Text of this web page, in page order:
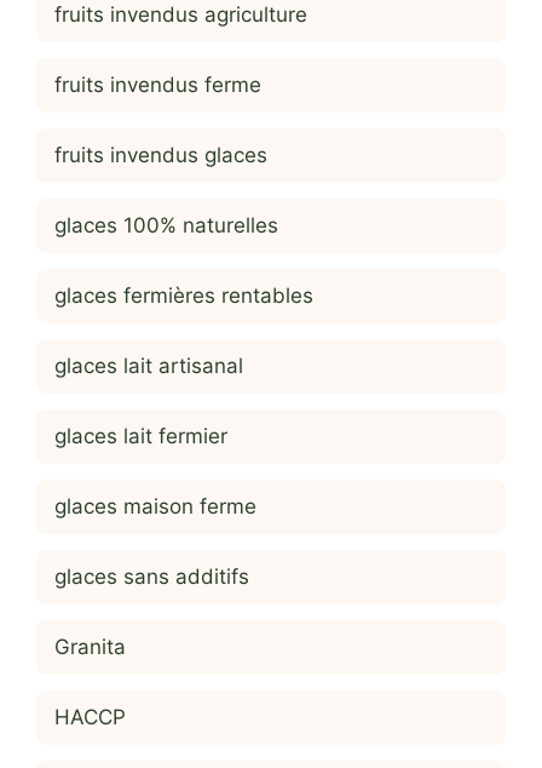
fruits invendus agriculture
fruits invendus ferme
fruits invendus glaces
glaces 100% naturelles
glaces fermières rentables
glaces lait artisanal
glaces lait fermier
glaces maison ferme
glaces sans additifs
Granita
HACCP